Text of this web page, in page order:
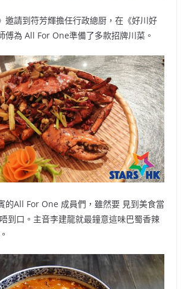
邀請到符芳輝擔任行政總厨，在《好川好
傅為 All For One準備了多款招牌川菜。
的All For One 成員們，雖然要 見到美食當
到口。主音李建龍就最鐘意這味巴蜀香辣